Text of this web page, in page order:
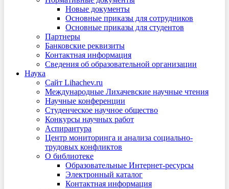
Новые документы
Основные приказы для сотрудников
Основные приказы для студентов
Партнеры
Банковские реквизиты
Контактная информация
Сведения об образовательной организации
Наука
Сайт Lihachev.ru
Международные Лихачевские научные чтения
Научные конференции
Студенческое научное общество
Конкурсы научных работ
Аспирантура
Центр мониторинга и анализа социально-
трудовых конфликтов
О библиотеке
Образовательные Интернет-ресурсы
Электронный каталог
Контактная информация